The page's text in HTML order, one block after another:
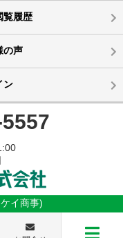
覧履歴
の声
ン
イ商事)